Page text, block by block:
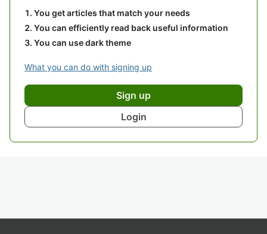
You get articles that match your needs
You can efficiently read back useful information
You can use dark theme
What you can do with signing up
Sign up
Login